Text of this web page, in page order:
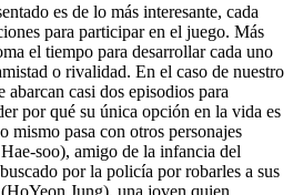
es de lo más interesante, cada
para participar en el juego. Más
el tiempo para desarrollar cada uno
o rivalidad. En el caso de nuestro
casi dos episodios para
por qué su única opción en la vida es
mismo pasa con otros personajes
soo), amigo de la infancia del
por la policía por robarles a sus
Jung), una joven quien